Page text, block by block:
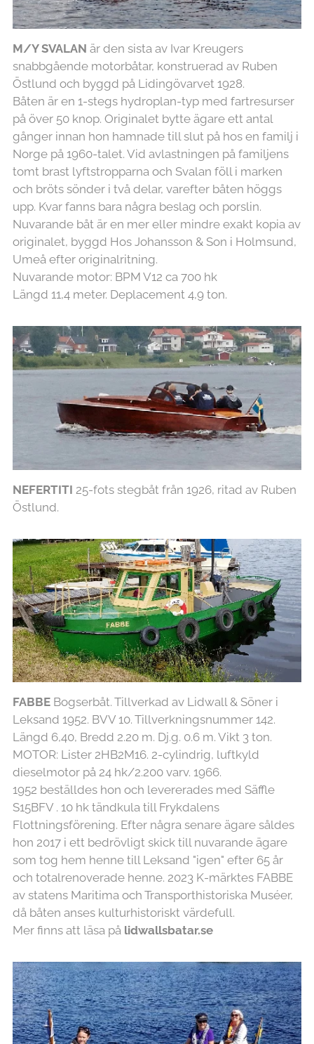
M/Y SVALAN är den sista av Ivar Kreugers
snabbgående motorbåtar, konstruerad av Ruben
Östlund och byggd på Lidingövarvet 1928.
Båten är en 1-stegs hydroplan-typ med fartresurser
på över 50 knop. Originalet bytte ägare ett antal
gånger innan hon hamnade till slut på hos en familj i
Norge på 1960-talet. Vid avlastningen på familjens
tomt brast lyftstropparna och Svalan föll i marken
och bröts sönder i två delar, varefter båten höggs
upp. Kvar fanns bara några beslag och porslin.
Nuvarande båt är en mer eller mindre exakt kopia av
originalet, byggd Hos Johansson & Son i Holmsund,
Umeå efter originalritning.
Nuvarande motor: BPM V12 ca 700 hk
Längd 11,4 meter. Deplacement 4,9 ton.
NEFERTITI 25-fots stegbåt från 1926, ritad av Ruben
Östlund.
FABBE Bogserbåt. Tillverkad av Lidwall & Söner i
Leksand 1952. BVV 10. Tillverkningsnummer 142.
Längd 6,40, Bredd 2.20 m. Dj.g. 0.6 m. Vikt 3 ton.
MOTOR: Lister 2HB2M16. 2-cylindrig, luftkyld
dieselmotor på 24 hk/2.200 varv. 1966.
1952 beställdes hon och levererades med Säffle
S15BFV . 10 hk tändkula till Frykdalens
Flottningsförening. Efter några senare ägare såldes
hon 2017 i ett bedrövligt skick till nuvarande ägare
som tog hem henne till Leksand "igen" efter 65 år
och totalrenoverade henne. 2023 K-märktes FABBE
av statens Maritima och Transporthistoriska Muséer,
då båten anses kulturhistoriskt värdefull.
Mer finns att läsa på lidwallsbatar.se